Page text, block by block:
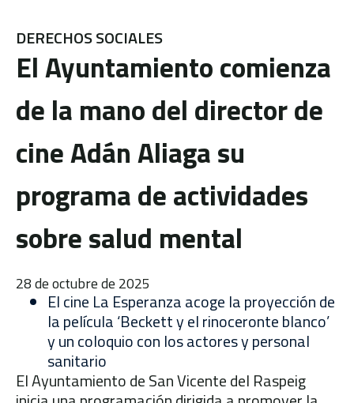
DERECHOS SOCIALES
El Ayuntamiento comienza
de la mano del director de
cine Adán Aliaga su
programa de actividades
sobre salud mental
28 de octubre de 2025
El cine La Esperanza acoge la proyección de
la película ‘Beckett y el rinoceronte blanco’
y un coloquio con los actores y personal
sanitario
El Ayuntamiento de San Vicente del Raspeig